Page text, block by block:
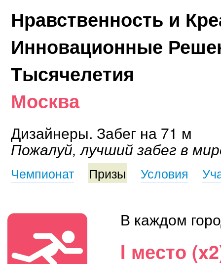
Нравственность и
Инновационные
Тысячелетия
Москва
Дизайнеры. Забег на 71 м
Пожалуй, лучший забег в
Чемпионат Призы Условия
В каждом
I место